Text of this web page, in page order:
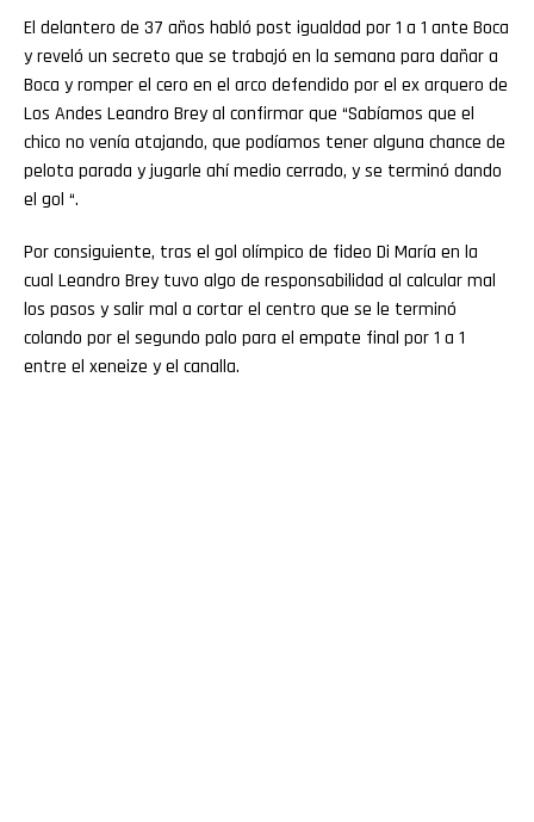
El delantero de 37 años habló post igualdad por 1 a 1 ante Boca
y reveló un secreto que se trabajó en la semana para dañar a
Boca y romper el cero en el arco defendido por el ex arquero de
Los Andes Leandro Brey al confirmar que “Sabíamos que el
chico no venía atajando, que podíamos tener alguna chance de
pelota parada y jugarle ahí medio cerrado, y se terminó dando
el gol “.
Por consiguiente, tras el gol olímpico de fideo Di María en la
cual Leandro Brey tuvo algo de responsabilidad al calcular mal
los pasos y salir mal a cortar el centro que se le terminó
colando por el segundo palo para el empate final por 1 a 1
entre el xeneize y el canalla.